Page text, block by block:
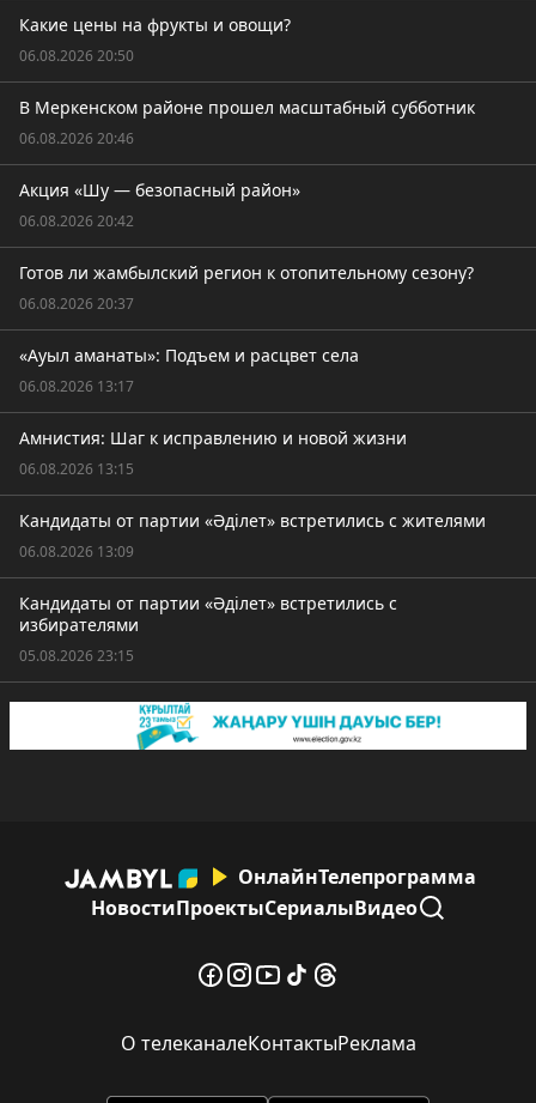
Какие цены на фрукты и овощи?
06.08.2026 20:50
В Меркенском районе прошел масштабный субботник
06.08.2026 20:46
Акция «Шу — безопасный район»
06.08.2026 20:42
Готов ли жамбылский регион к отопительному сезону?
06.08.2026 20:37
«Ауыл аманаты»: Подъем и расцвет села
06.08.2026 13:17
Амнистия: Шаг к исправлению и новой жизни
06.08.2026 13:15
Кандидаты от партии «Әділет» встретились с жителями
06.08.2026 13:09
Кандидаты от партии «Әділет» встретились с
избирателями
05.08.2026 23:15
ОнлайнТелепрограмма
НовостиПроектыСериалыВидео
О телеканалеКонтактыРеклама